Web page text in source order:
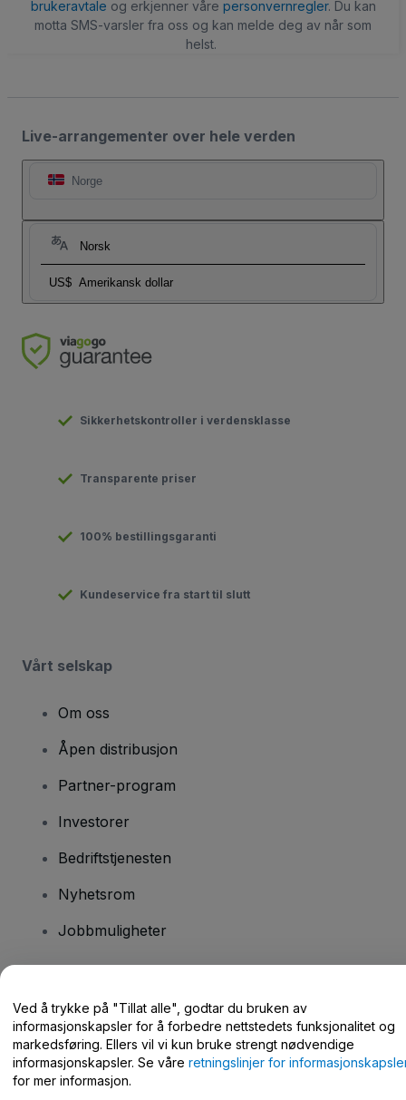
brukeravtale og erkjenner våre personvernregler. Du kan
motta SMS-varsler fra oss og kan melde deg av når som
helst.
Live-arrangementer over hele verden
Norge
Norsk
US$ Amerikansk dollar
Sikkerhetskontroller i verdensklasse
Transparente priser
100% bestillingsgaranti
Kundeservice fra start til slutt
Vårt selskap
Om oss
Åpen distribusjon
Partner-program
Investorer
Bedriftstjenesten
Nyhetsrom
Jobbmuligheter
Hjelpesenter / kontakt oss
Ved å trykke på "Tillat alle", godtar du bruken av
informasjonskapsler for å forbedre nettstedets funksjonalitet og
markedsføring. Ellers vil vi kun bruke strengt nødvendige
informasjonskapsler. Se våre retningslinjer for
for mer informasjon.